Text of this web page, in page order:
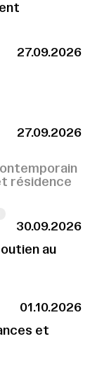
27.09.2026
27.09.2026
résidence
30.09.2026
au
01.10.2026
et